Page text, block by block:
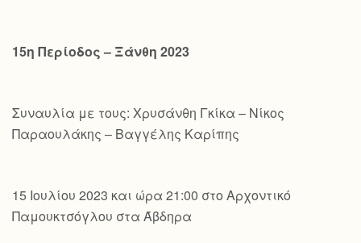
15η Περίοδος – Ξάνθη 2023
Συναυλία με τους: Χρυσάνθη Γκίκα – Νίκος
Παραουλάκης – Βαγγέλης Καρίπης
15 Ιουλίου 2023 και ώρα 21:00 στο Αρχοντικό
Παμουκτσόγλου στα Άβδηρα